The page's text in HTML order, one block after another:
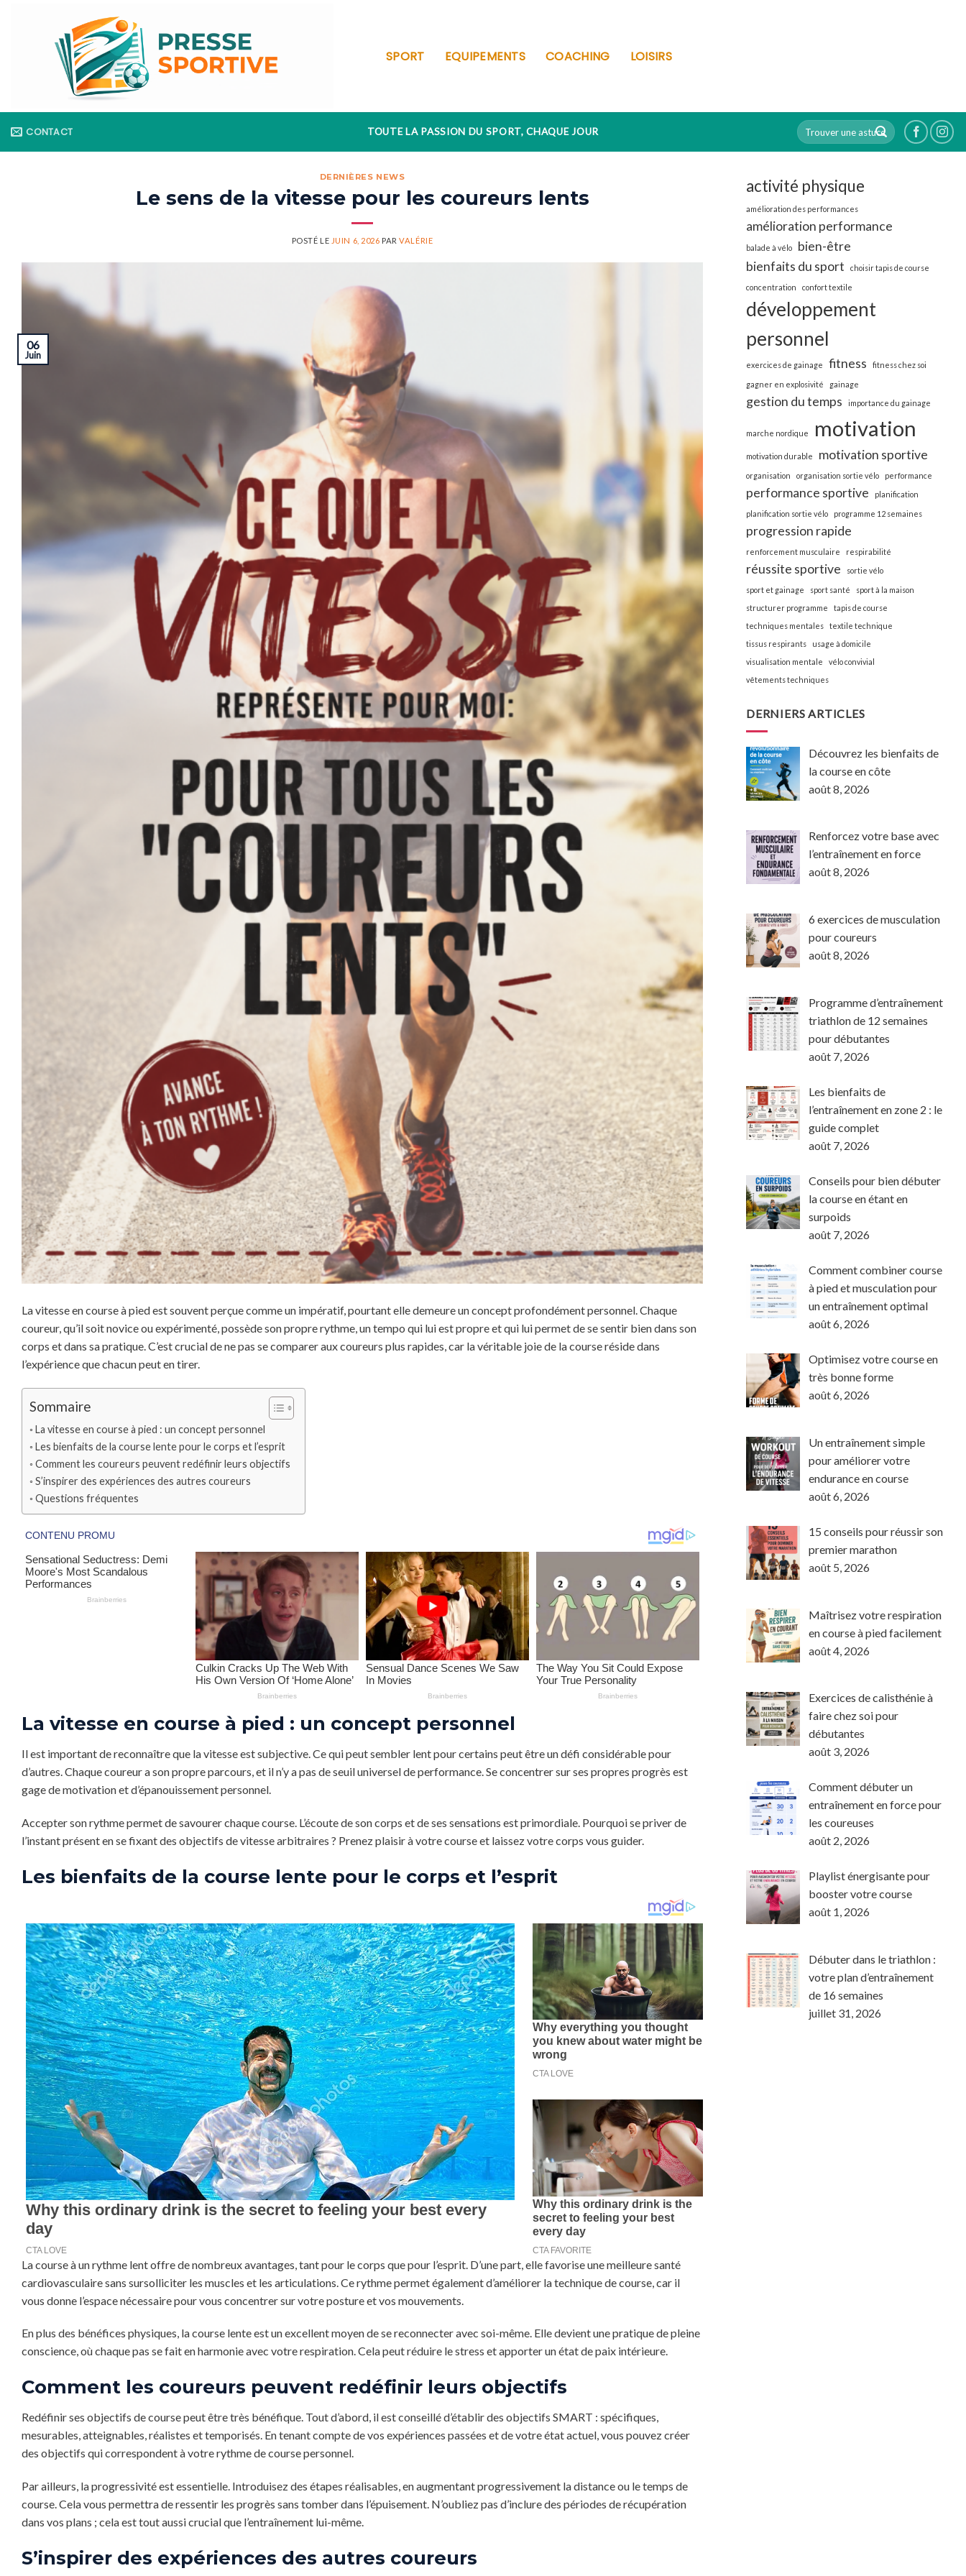
SPORT EQUIPEMENTS COACHING LOISIRS
CONTACT TOUTE LA PASSION DU SPORT, CHAQUE JOUR
DERNIÈRES NEWS
Le sens de la vitesse pour les coureurs lents
POSTÉ LE JUIN 6, 2026 PARVALÉRIE
06
Juin
La vitesse en course à pied est souvent perçue comme un impératif, pourtant elle demeure un concept profondément personnel. Chaque
coureur, qu’il soit novice ou expérimenté, possède son propre rythme, un tempo qui lui est propre et qui lui permet de se sentir bien dans son
corps et dans sa pratique. C’est crucial de ne pas se comparer aux coureurs plus rapides, car la véritable joie de la course réside dans
l’expérience que chacun peut en tirer.
Sommaire
La vitesse en course à pied : un concept personnel
Les bienfaits de la course lente pour le corps et l’esprit
Comment les coureurs peuvent redéfinir leurs objectifs
S’inspirer des expériences des autres coureurs
Questions fréquentes
La vitesse en course à pied : un concept personnel
Il est important de reconnaître que la vitesse est subjective. Ce qui peut sembler lent pour certains peut être un défi considérable pour
d’autres. Chaque coureur a son propre parcours, et il n’y a pas de seuil universel de performance. Se concentrer sur ses propres progrès est
gage de motivation et d’épanouissement personnel.
Accepter son rythme permet de savourer chaque course. L’écoute de son corps et de ses sensations est primordiale. Pourquoi se priver de
l’instant présent en se fixant des objectifs de vitesse arbitraires ? Prenez plaisir à votre course et laissez votre corps vous guider.
Les bienfaits de la course lente pour le corps et l’esprit
La course à un rythme lent offre de nombreux avantages, tant pour le corps que pour l’esprit. D’une part, elle favorise une meilleure santé
cardiovasculaire sans sursolliciter les muscles et les articulations. Ce rythme permet également d’améliorer la technique de course, car il
vous donne l’espace nécessaire pour vous concentrer sur votre posture et vos mouvements.
En plus des bénéfices physiques, la course lente est un excellent moyen de se reconnecter avec soi-même. Elle devient une pratique de pleine
conscience, où chaque pas se fait en harmonie avec votre respiration. Cela peut réduire le stress et apporter un état de paix intérieure.
Comment les coureurs peuvent redéfinir leurs objectifs
Redéfinir ses objectifs de course peut être très bénéfique. Tout d’abord, il est conseillé d’établir des objectifs SMART : spécifiques,
mesurables, atteignables, réalistes et temporisés. En tenant compte de vos expériences passées et de votre état actuel, vous pouvez créer
des objectifs qui correspondent à votre rythme de course personnel.
Par ailleurs, la progressivité est essentielle. Introduisez des étapes réalisables, en augmentant progressivement la distance ou le temps de
course. Cela vous permettra de ressentir les progrès sans tomber dans l’épuisement. N’oubliez pas d’inclure des périodes de récupération
dans vos plans ; cela est tout aussi crucial que l’entraînement lui-même.
S’inspirer des expériences des autres coureurs
activité physique
amélioration des performances
amélioration performance
balade à vélo
bien-être
bienfaits du sport
choisir tapis de course
concentration confort textile
développement
personnel
exercices de gainage fitness fitness chez soi
gagner en explosivité gainage
gestion du temps importance du gainage
marche nordique motivation
motivation durable motivation sportive
organisation organisation sortie vélo performance
performance sportive planification
planification sortie vélo programme 12 semaines
progression rapide
renforcement musculaire respirabilité
réussite sportive sortie vélo
sport et gainage sport santé
sport à la maison
structurer programme
tapis de course
techniques mentales
textile technique
tissus respirants
usage à domicile
visualisation mentale
vélo convivial
vêtements techniques
DERNIERS ARTICLES
Découvrez les bienfaits de
la course en côte
août 8, 2026
Renforcez votre base avec
l’entraînement en force
août 8, 2026
6 exercices de musculation
pour coureurs
août 8, 2026
Programme d’entraînement
triathlon de 12 semaines
pour débutantes
août 7, 2026
Les bienfaits de
l’entraînement en zone 2 : le
guide complet
août 7, 2026
Conseils pour bien débuter
la course en étant en
surpoids
août 7, 2026
Comment combiner course
à pied et musculation pour
un entraînement optimal
août 6, 2026
Optimisez votre course en
très bonne forme
août 6, 2026
Un entraînement simple
pour améliorer votre
endurance en course
août 6, 2026
15 conseils pour réussir son
premier marathon
août 5, 2026
Maîtrisez votre respiration
en course à pied facilement
août 4, 2026
Exercices de calisthénie à
faire chez soi pour
débutantes
août 3, 2026
Comment débuter un
entraînement en force pour
les coureuses
août 2, 2026
Playlist énergisante pour
booster votre course
août 1, 2026
Débuter dans le triathlon :
votre plan d’entraînement
de 16 semaines
juillet 31, 2026